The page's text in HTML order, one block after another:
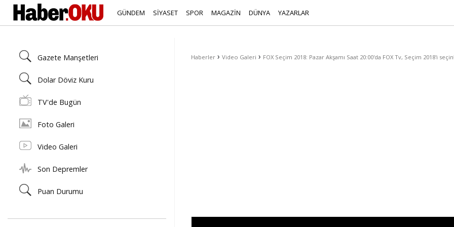
GÜNDEM SİYASET SPOR MAGAZİN DÜNYA YAZARLAR
Haberler› Video Galeri › FOX Seçim 2018: Pazar Akşamı Saat 20:00'da FOX Tv, Seçim 2018'i seçin!
Gazete Manşetleri
Dolar Döviz Kuru
TV'de Bugün
Foto Galeri
Video Galeri
Son Depremler
Puan Durumu